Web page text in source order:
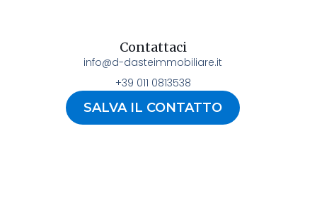
Contattaci
info@d-dasteimmobiliare.it
+39 011 0813538
SALVA IL CONTATTO